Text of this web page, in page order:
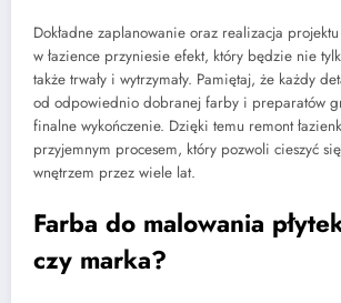
Dokładne zaplanowanie oraz realizacja
w łazience przyniesie efekt, który będzie nie
także trwały i wytrzymały. Pamiętaj, że każdy
od odpowiednio dobranej farby i preparatów
finalne wykończenie. Dzięki temu remont
przyjemnym procesem, który pozwoli cieszyć
wnętrzem przez wiele lat.
Farba do malowania
czy marka?